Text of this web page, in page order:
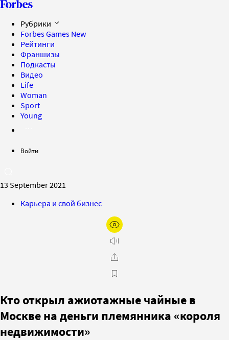
Рубрики
Forbes Games New
Рейтинги
Франшизы
Подкасты
Видео
Life
Woman
Sport
Young
Войти
13 September 2021
Карьера и свой бизнес
Кто открыл ажиотажные чайные в
Москве на деньги племянника «короля
недвижимости»